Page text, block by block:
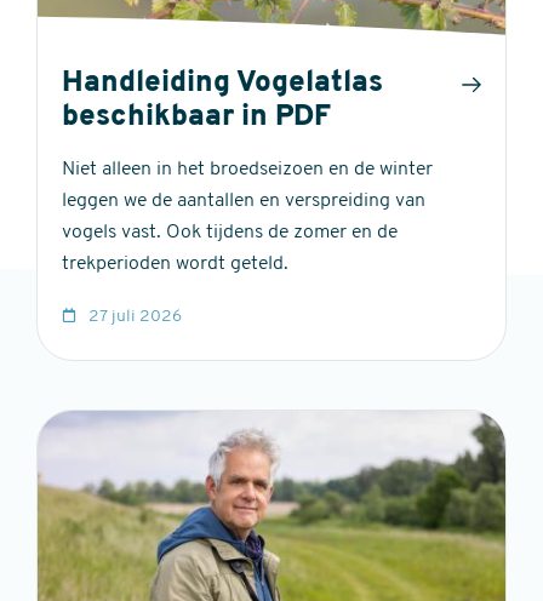
Handleiding Vogelatlas
beschikbaar in PDF
Niet alleen in het broedseizoen en de winter
leggen we de aantallen en verspreiding van
vogels vast. Ook tijdens de zomer en de
trekperioden wordt geteld.
27 juli 2026